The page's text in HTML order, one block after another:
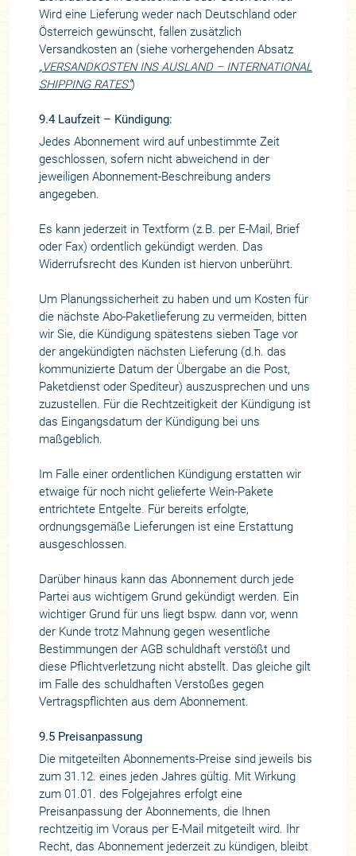
Wird eine Lieferung weder nach Deutschland oder
Österreich gewünscht, fallen zusätzlich
Versandkosten an (siehe vorhergehenden Absatz
„VERSANDKOSTEN INS AUSLAND – INTERNATIONAL
SHIPPING RATES“)
9.4 Laufzeit – Kündigung:
Jedes Abonnement wird auf unbestimmte Zeit
geschlossen, sofern nicht abweichend in der
jeweiligen Abonnement-Beschreibung anders
angegeben.
Es kann jederzeit in Textform (z.B. per E-Mail, Brief
oder Fax) ordentlich gekündigt werden. Das
Widerrufsrecht des Kunden ist hiervon unberührt.
Um Planungssicherheit zu haben und um Kosten für
die nächste Abo-Paketlieferung zu vermeiden, bitten
wir Sie, die Kündigung spätestens sieben Tage vor
der angekündigten nächsten Lieferung (d.h. das
kommunizierte Datum der Übergabe an die Post,
Paketdienst oder Spediteur) auszusprechen und uns
zuzustellen. Für die Rechtzeitigkeit der Kündigung ist
das Eingangsdatum der Kündigung bei uns
maßgeblich.
Im Falle einer ordentlichen Kündigung erstatten wir
etwaige für noch nicht gelieferte Wein-Pakete
entrichtete Entgelte. Für bereits erfolgte,
ordnungsgemäße Lieferungen ist eine Erstattung
ausgeschlossen.
Darüber hinaus kann das Abonnement durch jede
Partei aus wichtigem Grund gekündigt werden. Ein
wichtiger Grund für uns liegt bspw. dann vor, wenn
der Kunde trotz Mahnung gegen wesentliche
Bestimmungen der AGB schuldhaft verstößt und
diese Pflichtverletzung nicht abstellt. Das gleiche gilt
im Falle des schuldhaften Verstoßes gegen
Vertragspflichten aus dem Abonnement.
9.5 Preisanpassung
Die mitgeteilten Abonnements-Preise sind jeweils bis
zum 31.12. eines jeden Jahres gültig. Mit Wirkung
zum 01.01. des Folgejahres erfolgt eine
Preisanpassung der Abonnements, die Ihnen
rechtzeitig im Voraus per E-Mail mitgeteilt wird. Ihr
Recht, das Abonnement jederzeit zu kündigen, bleibt